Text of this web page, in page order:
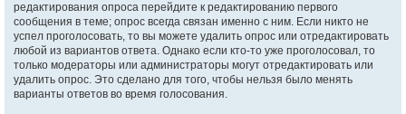
редактирования опроса перейдите к редактированию первого
сообщения в теме; опрос всегда связан именно с ним. Если никто не
успел проголосовать, то вы можете удалить опрос или отредактировать
любой из вариантов ответа. Однако если кто-то уже проголосовал, то
только модераторы или администраторы могут отредактировать или
удалить опрос. Это сделано для того, чтобы нельзя было менять
варианты ответов во время голосования.